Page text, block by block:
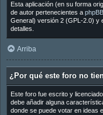
Esta aplicación (en su forma
de autor pertenecientes a
General) versión 2 (GPL-2.0) y
detalles.
Arriba
¿Por qué este foro no
Este foro fue escrito y
debe añadir alguna
donde se puede votar en ideas